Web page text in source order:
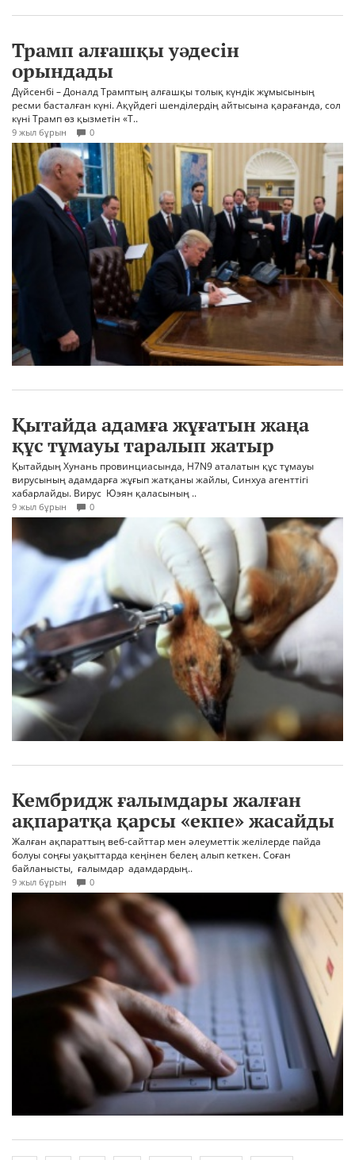
Трамп алғашқы уәдесін
орындады
Дүйсенбі – Доналд Трамптың алғашқы толық күндік жұмысының
ресми басталған күні. Ақүйдегі шенділердің айтысына қарағанда, сол
күні Трамп өз қызметін «Т..
9 жыл бұрын 0
Қытайда адамға жұғатын жаңа
құс тұмауы таралып жатыр
Қытайдың Хунань провинциасында, H7N9 аталатын құс тұмауы
вирусының адамдарға жұғып жатқаны жайлы, Синхуа агенттігі
хабарлайды. Вирус Юэян қаласының ..
9 жыл бұрын 0
Кембридж ғалымдары жалған
ақпаратқа қарсы «екпе» жасайды
Жалған ақпараттың веб-сайттар мен әлеуметтік желілерде пайда
болуы соңғы уақыттарда кеңінен белең алып кеткен. Соған
байланысты, ғалымдар адамдардың..
9 жыл бұрын 0